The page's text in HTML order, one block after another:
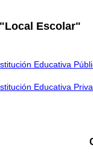
Escolar"
Educativa
Educativa